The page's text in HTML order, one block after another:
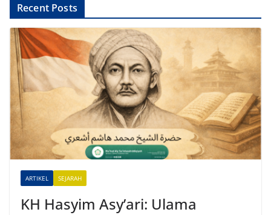
l
a
t
i
v
Recent Posts
ARTIKEL SEJARAH
KH Hasyim Asy’ari: Ulama